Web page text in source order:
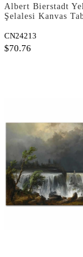
Albert Bierstadt
Şelalesi Kanvas
CN24213
$70.76